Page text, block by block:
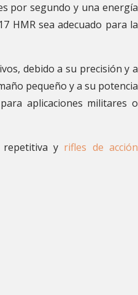
por segundo y una energía
HMR sea adecuado para la
debido a su precisión y a
pequeño y a su potencia
aplicaciones militares o
y rifles de acción